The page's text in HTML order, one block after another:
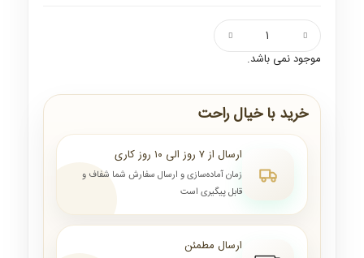
موجود نمی باشد.
خرید با خیال راحت
ارسال از ۷ روز الی ۱۰ روز کاری
زمان آماده‌سازی و ارسال سفارش شما شفاف و
قابل پیگیری است
ارسال مطمئن